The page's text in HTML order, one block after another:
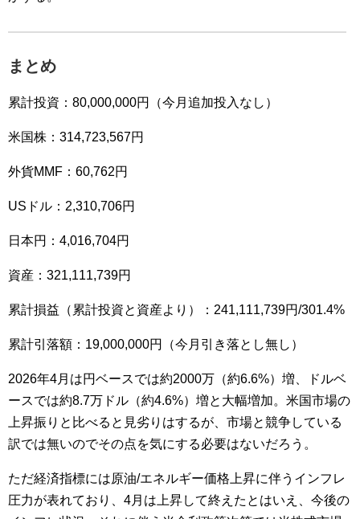
まとめ
累計投資：80,000,000円（今月追加投入なし）
米国株：314,723,567円
外貨MMF：60,762円
USドル：2,310,706円
日本円：4,016,704円
資産：321,111,739円
累計損益（累計投資と資産より）：241,111,739円/301.4%
累計引落額：19,000,000円（今月引き落とし無し）
2026年4月は円ベースでは約2000万（約6.6%）増、ドルベ
ースでは約8.7万ドル（約4.6%）増と大幅増加。米国市場の
上昇振りと比べると見劣りはするが、市場と競争している
訳では無いのでその点を気にする必要はないだろう。
ただ経済指標には原油/エネルギー価格上昇に伴うインフレ
圧力が表れており、4月は上昇して終えたとはいえ、今後の